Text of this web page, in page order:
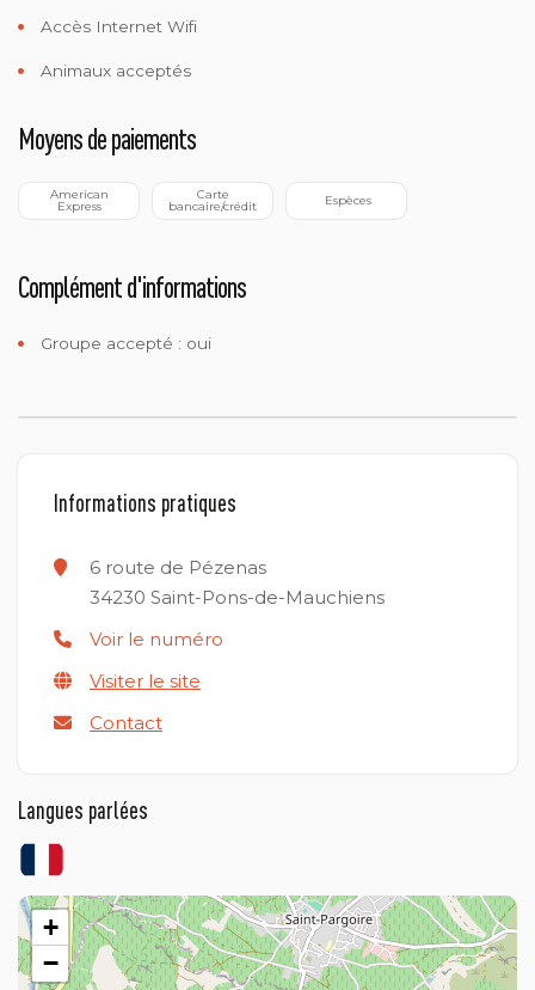
Accès Internet Wifi
Animaux acceptés
Moyens de paiements
Express bancaire/crédit Espèces
Complément d'informations
Groupe accepté : oui
Informations pratiques
6 route de Pézenas
34230 Saint-Pons-de-Mauchiens
Voir le numéro
Visiter le site
Contact
Langues parlées
+
−